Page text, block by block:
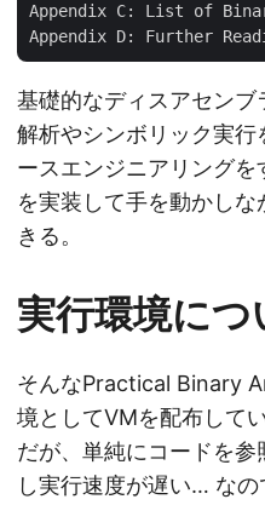
Appendix C: List of
基礎的なディスアセンブ
解析やシンボリック実
ースエンジニアリング
を実装して手を動かし
きる。
実行環境につ
そんなPractical Binary
境としてVMを配布して
だが、単純にコードを
し実行速度が遅い… な